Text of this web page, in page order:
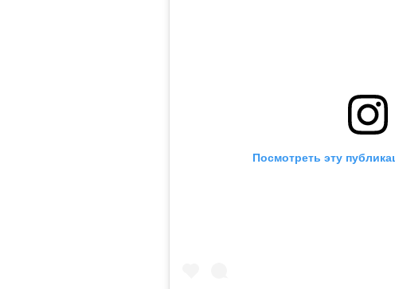
Посмотреть эту